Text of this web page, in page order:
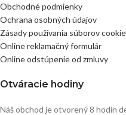
Obchodné podmienky
Ochrana osobných údajov
Zásady používania súborov
Online reklamačný formulár
Online odstúpenie od zmluvy
Otváracie hodiny
Náš obchod je otvorený 8 hodín